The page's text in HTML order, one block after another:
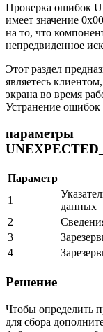
Проверка ошибок
имеет значение
на то, что
непредвиденное
Этот раздел
являетесь
экрана во время
Устранение ошибок
параметры
Параметр
1
данных
2
3
4
Решение
Чтобы определить
для сбора